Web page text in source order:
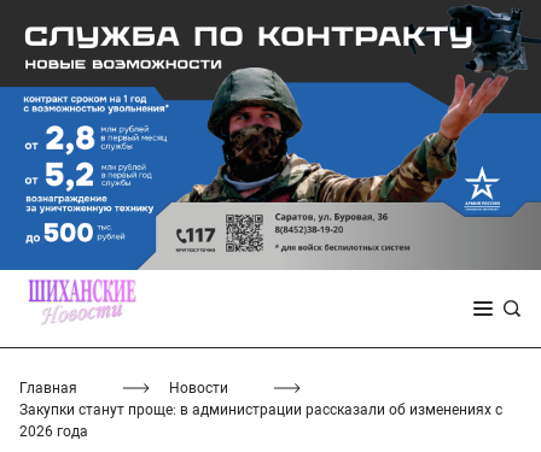
Главная
Новости
Закупки станут проще: в администрации рассказали об изменениях с
2026 года